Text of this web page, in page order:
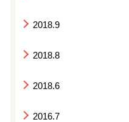
2018.9
2018.8
2018.6
2016.7